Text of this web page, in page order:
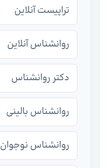
تراپیست آنلاین
روانشناس آنلاین
دکتر روانشناس
روانشناس بالینی
روانشناس نوجوان